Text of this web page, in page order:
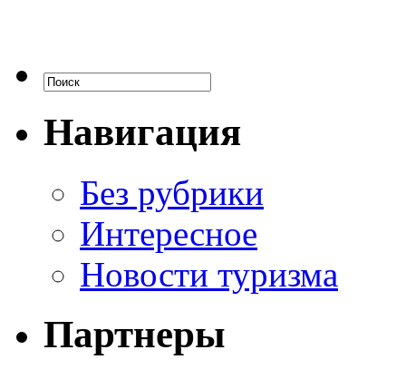
Навигация
Без рубрики
Интересное
Новости туризма
Партнеры